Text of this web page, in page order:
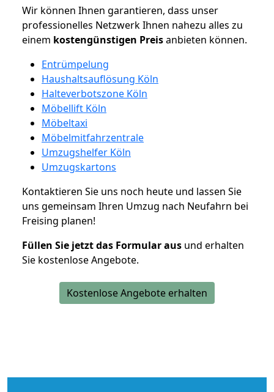
Wir können Ihnen garantieren, dass unser
professionelles Netzwerk Ihnen nahezu alles zu
einem kostengünstigen Preisanbieten können.
Entrümpelung
Haushaltsauflösung Köln
Halteverbotszone Köln
Möbellift Köln
Möbeltaxi
Möbelmitfahrzentrale
Umzugshelfer Köln
Umzugskartons
Kontaktieren Sie uns noch heute und lassen Sie
uns gemeinsam Ihren Umzug nach Neufahrn bei
Freising planen!
Füllen Sie jetzt das Formular aus und erhalten
Sie kostenlose Angebote.
Kostenlose Angebote erhalten